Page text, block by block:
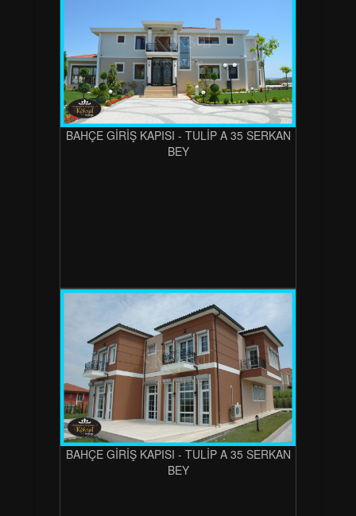
BAHÇE GİRİŞ KAPISI - TULİP A 35 SERKAN
BEY
BAHÇE GİRİŞ KAPISI - TULİP A 35 SERKAN
BEY